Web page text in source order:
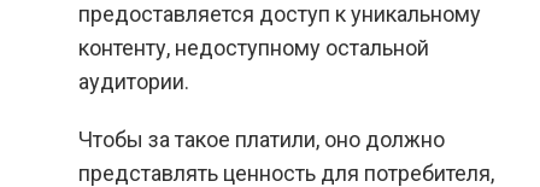
предоставляется доступ к уникальному
контенту, недоступному остальной
аудитории.
Чтобы за такое платили, оно должно
представлять ценность для потребителя,